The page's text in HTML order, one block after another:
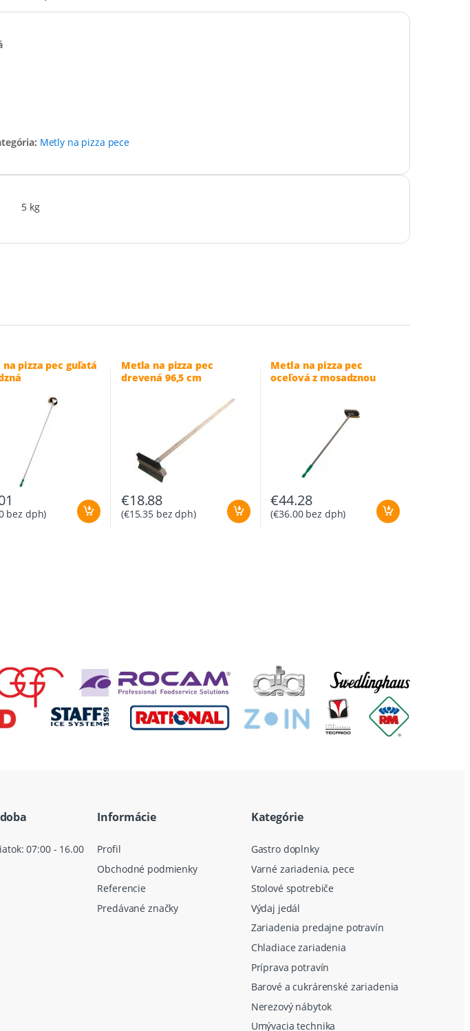
Metly na pizza pece
5 kg
pizza pec guľatá
bez dph)
Metla na pizza pec
drevená 96,5 cm
€18.88
(€15.35 bez dph)
Metla na pizza pec
oceľová z mosadznou
€44.28
(€36.00bez dph)
07:00 - 16.00
Informácie
Profil
Obchodné podmienky
Referencie
Predávané značky
Kategórie
Gastro doplnky
Varné zariadenia, pece
Stolové spotrebiče
Výdaj jedál
Zariadenia predajne potravín
Chladiace zariadenia
Príprava potravín
Barové a cukrárenské zariadenia
Nerezový nábytok
Umývacia technika